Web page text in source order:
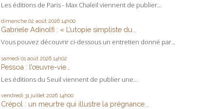
Les éditions de Paris - Max Chaleil viennent de publier...
dimanche 02 août 2026 14h00
Gabriele Adinolfi : « L’utopie simpliste du...
Vous pouvez découvrir ci-dessous un entretien donné par...
samedi 01 août 2026 14h02
Pessoa : l’œuvre-vie...
Les éditions du Seuil viennent de publier une...
vendredi 31 juillet 2026 14h00
Crépol : un meurtre qui illustre la prégnance...